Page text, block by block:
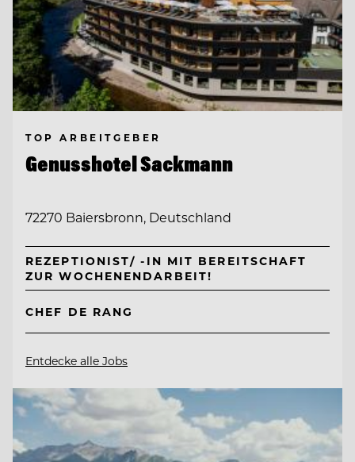
TOP ARBEITGEBER
Genusshotel Sackmann
72270 Baiersbronn, Deutschland
REZEPTIONIST/ -IN MIT BEREITSCHAFT
ZUR WOCHENENDARBEIT!
CHEF DE RANG
Entdecke alle Jobs